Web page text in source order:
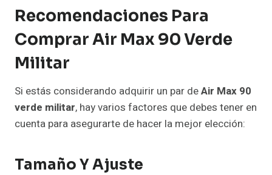
Recomendaciones Para
Comprar Air Max 90 Verde
Militar
Si estás considerando adquirir un par deAir Max 90
verde militar, hay varios factores que debes tener en
cuenta para asegurarte de hacer la mejor elección:
Tamaño Y Ajuste